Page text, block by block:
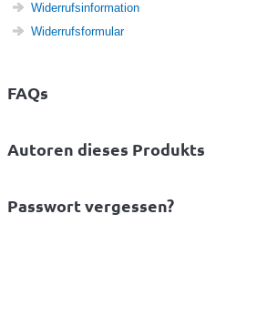
Widerrufsinformation
Widerrufsformular
FAQs
Autoren dieses Produkts
Passwort vergessen?